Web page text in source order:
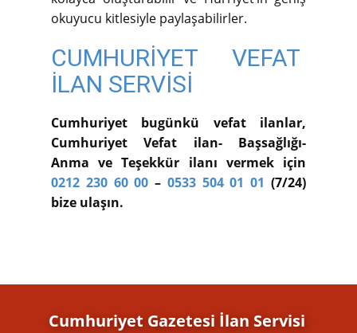
okuyucu kitlesiyle paylaşabilirler.
CUMHURİYET VEFAT
İLAN SERVİSİ
Cumhuriyet bugünkü vefat ilanlar,
Cumhuriyet Vefat ilan- Başsağlığı-
Anma ve Teşekkür ilanı vermek için
0212 230 60 00 – 0533 504 01 01 (7/24)
bize ulaşın.
Cumhuriyet Gazetesi İlan Servisi